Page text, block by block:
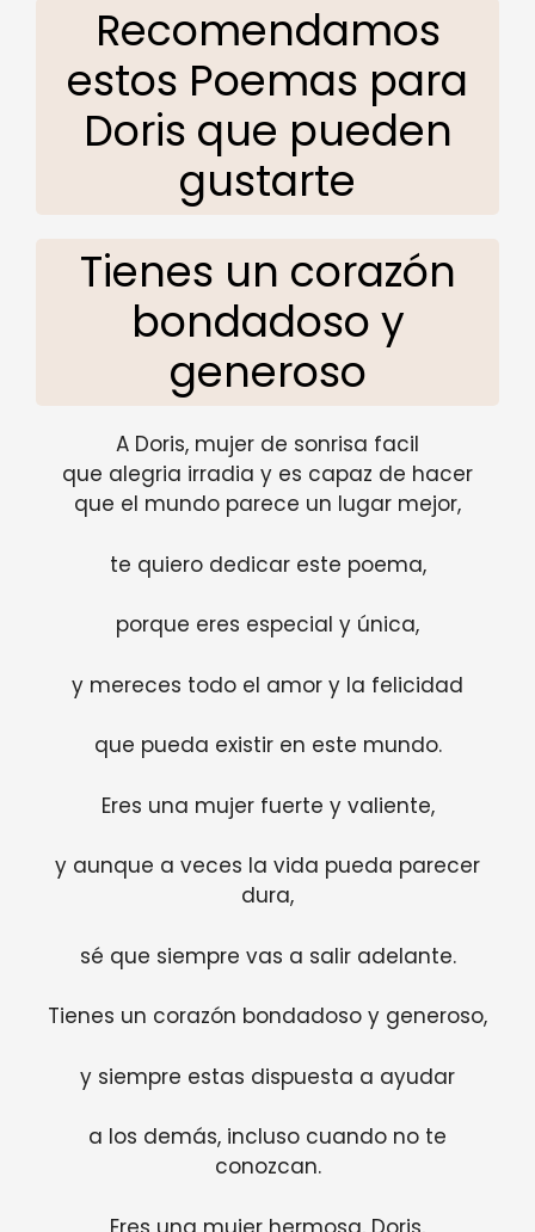
Recomendamos
estos Poemas para
Doris que pueden
gustarte
Tienes un corazón
bondadoso y
generoso
A Doris, mujer de sonrisa facil
que alegria irradia y es capaz de hacer
que el mundo parece un lugar mejor,
te quiero dedicar este poema,
porque eres especial y única,
y mereces todo el amor y la felicidad
que pueda existir en este mundo.
Eres una mujer fuerte y valiente,
y aunque a veces la vida pueda parecer
dura,
sé que siempre vas a salir adelante.
Tienes un corazón bondadoso y generoso,
y siempre estas dispuesta a ayudar
a los demás, incluso cuando no te
conozcan.